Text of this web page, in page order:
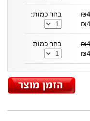
בחר כמות:
בחר כמות: